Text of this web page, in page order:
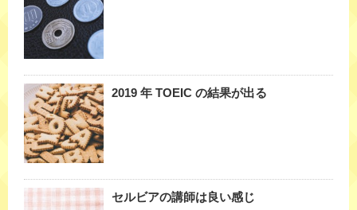
2019 年 TOEIC の結果が出る
セルビアの講師は良い感じ